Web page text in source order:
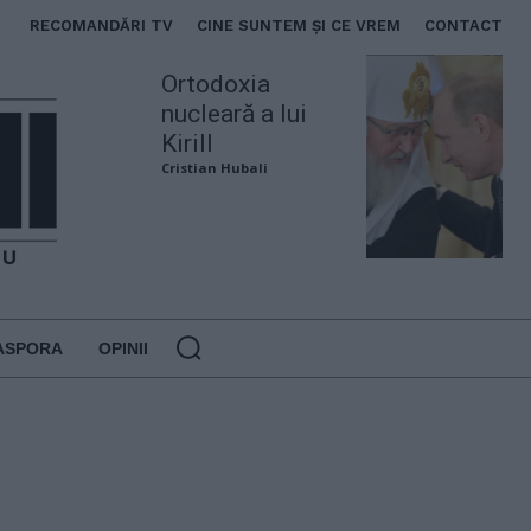
RECOMANDĂRI TV CINE SUNTEM ȘI CE VREM CONTACT
Ortodoxia
nucleară a lui
Kirill
Cristian Hubali
OPINII